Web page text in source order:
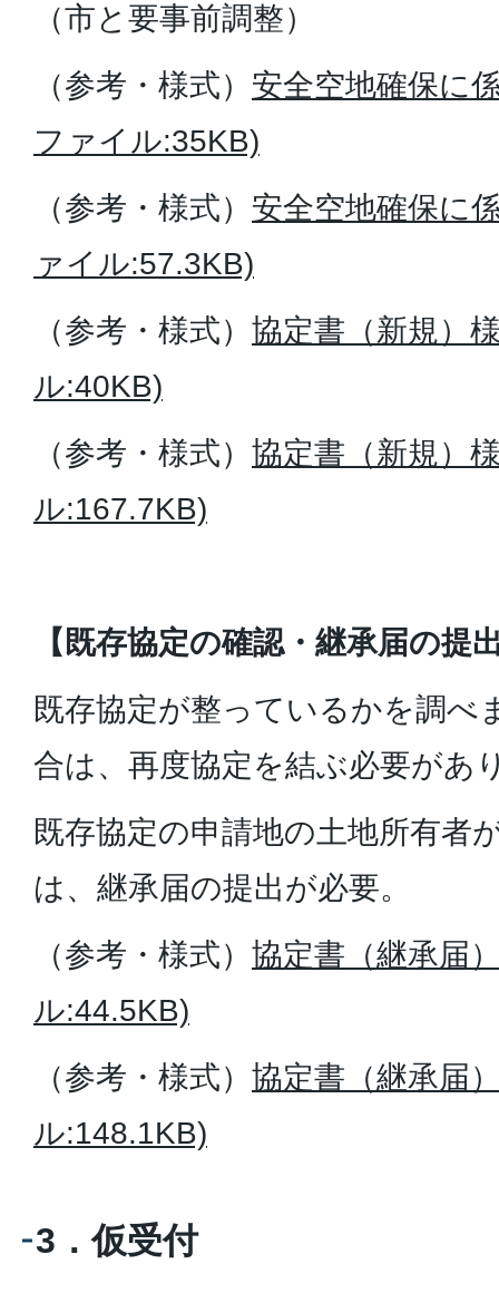
（市と要事前調整）
（参考・様式） 安全空地確保に
ファイル:35KB)
（参考・様式） 安全空地確保に
ァイル:57.3KB)
（参考・様式） 協定書（新規）
ル:40KB)
（参考・様式） 協定書（新規）
ル:167.7KB)
【既存協定の確認・継承届の提
既存協定が整っているかを調べ
合は、再度協定を結ぶ必要があ
既存協定の申請地の土地所有者
は、継承届の提出が必要。
（参考・様式） 協定書（継承届
ル:44.5KB)
（参考・様式） 協定書（継承届
ル:148.1KB)
3．仮受付